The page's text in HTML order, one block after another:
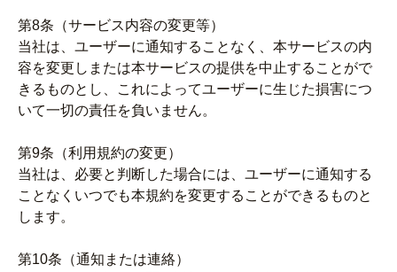
第8条（サービス内容の変更等）
当社は、ユーザーに通知することなく、本サービスの内
容を変更しまたは本サービスの提供を中止することがで
きるものとし、これによってユーザーに生じた損害につ
いて一切の責任を負いません。
第9条（利用規約の変更）
当社は、必要と判断した場合には、ユーザーに通知する
ことなくいつでも本規約を変更することができるものと
します。
第10条（通知または連絡）